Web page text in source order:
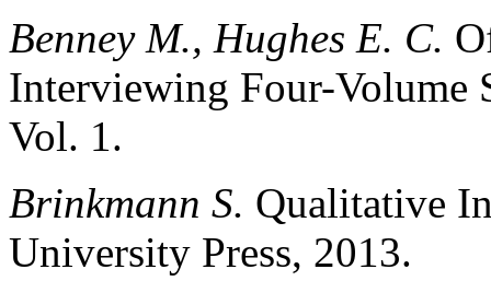
Benney M., Hughes E. С.
Interviewing Four-Volume
Vol. 1.
Brinkmann S. Qualitative
University Press, 2013.